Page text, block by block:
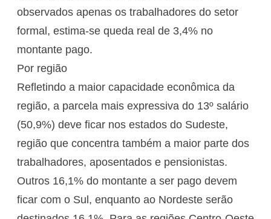
observados apenas os trabalhadores do setor
formal, estima-se queda real de 3,4% no
montante pago.
Por região
Refletindo a maior capacidade econômica da
região, a parcela mais expressiva do 13º salário
(50,9%) deve ficar nos estados do Sudeste,
região que concentra também a maior parte dos
trabalhadores, aposentados e pensionistas.
Outros 16,1% do montante a ser pago devem
ficar com o Sul, enquanto ao Nordeste serão